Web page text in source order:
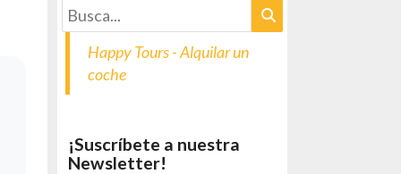
Happy Tours - Alquilar un
coche
¡Suscríbete a nuestra
Newsletter!